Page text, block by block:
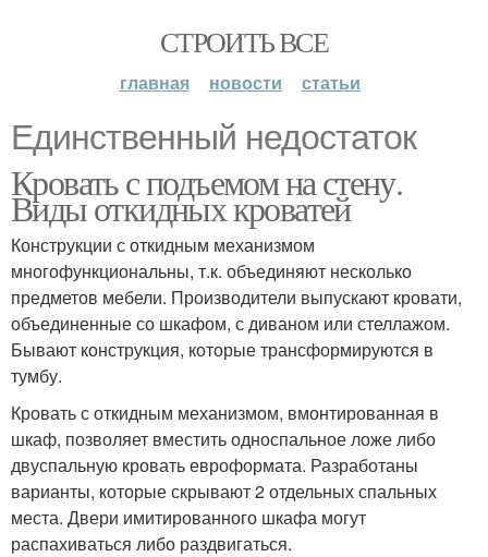
СТРОИТЬ ВСЕ
главная новости статьи
Единственный недостаток
Кровать с подъемом на стену.
Виды откидных кроватей
Конструкции с откидным механизмом
многофункциональны, т.к. объединяют несколько
предметов мебели. Производители выпускают кровати,
объединенные со шкафом, с диваном или стеллажом.
Бывают конструкция, которые трансформируются в
тумбу.
Кровать с откидным механизмом, вмонтированная в
шкаф, позволяет вместить односпальное ложе либо
двуспальную кровать евроформата. Разработаны
варианты, которые скрывают 2 отдельных спальных
места. Двери имитированного шкафа могут
распахиваться либо раздвигаться.